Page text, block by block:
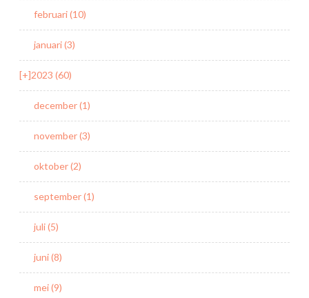
februari (10)
januari (3)
[+]2023 (60)
december (1)
november (3)
oktober (2)
september (1)
juli (5)
juni (8)
mei (9)